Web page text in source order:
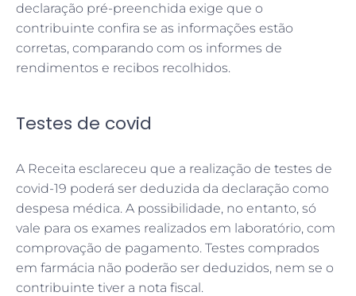
declaração pré-preenchida exige que o
contribuinte confira se as informações estão
corretas, comparando com os informes de
rendimentos e recibos recolhidos.
Testes de covid
A Receita esclareceu que a realização de testes de
covid-19 poderá ser deduzida da declaração como
despesa médica. A possibilidade, no entanto, só
vale para os exames realizados em laboratório, com
comprovação de pagamento. Testes comprados
em farmácia não poderão ser deduzidos, nem se o
contribuinte tiver a nota fiscal.